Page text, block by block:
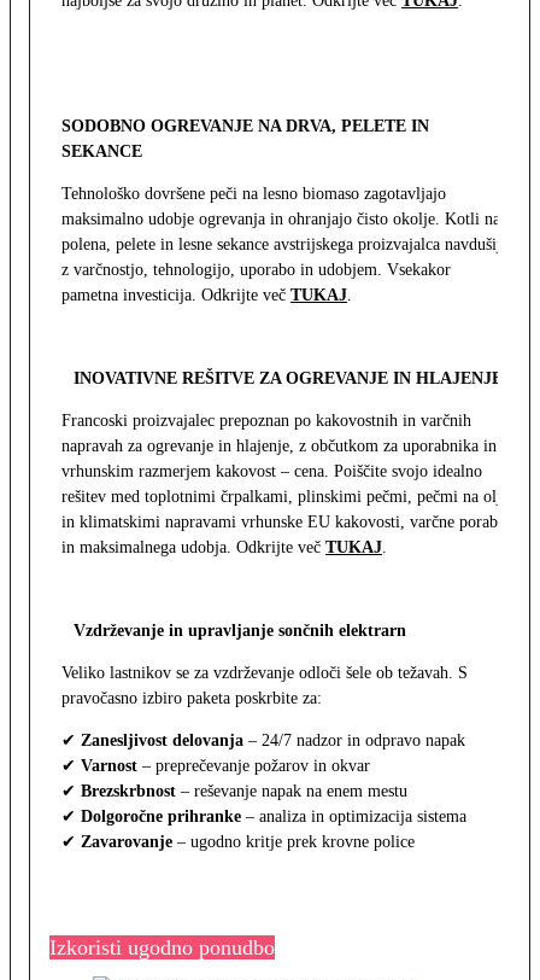
SODOBNO OGREVANJE NA DRVA, PELETE IN
SEKANCE
Tehnološko dovršene peči na lesno biomaso zagotavljajo
maksimalno udobje ogrevanja in ohranjajo čisto okolje. Kotli na
polena, pelete in lesne sekance avstrijskega proizvajalca navdušijo
z varčnostjo, tehnologijo, uporabo in udobjem. Vsekakor
pametna investicija. Odkrijte več TUKAJ.
INOVATIVNE REŠITVE ZA OGREVANJE IN HLAJENJE
Francoski proizvajalec prepoznan po kakovostnih in varčnih
napravah za ogrevanje in hlajenje, z občutkom za uporabnika in z
vrhunskim razmerjem kakovost – cena. Poiščite svojo idealno
rešitev med toplotnimi črpalkami, plinskimi pečmi, pečmi na olje
in klimatskimi napravami vrhunske EU kakovosti, varčne porabe
in maksimalnega udobja. Odkrijte več TUKAJ.
Vzdrževanje in upravljanje sončnih elektrarn
Veliko lastnikov se za vzdrževanje odloči šele ob težavah. S
pravočasno izbiro paketa poskrbite za:
✔ Zanesljivost delovanja – 24/7 nadzor in odpravo napak
✔ Varnost – preprečevanje požarov in okvar
✔ Brezskrbnost – reševanje napak na enem mestu
✔ Dolgoročne prihranke – analiza in optimizacija sistema
✔ Zavarovanje – ugodno kritje prek krovne police
Izkoristi ugodno ponudbo